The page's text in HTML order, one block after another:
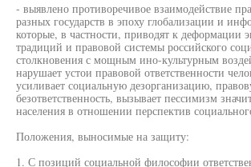
- выявлено противоречивое взаимодействие
разных государств в эпоху глобализации и
которые, в частности, приводят к деформации
традиций и правовой системы российского
столкновения с мощным ино-культурным
нарушает устои правовой ответственности
усиливает социальную дезорганизацию,
безответственность, вызывает пессимизм
населения в отношении перспектив
Положения, выносимые на защиту:
1. С позиций социальной философии